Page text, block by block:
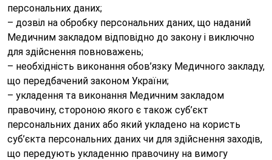
персональних даних;
– дозвіл на обробку персональних даних, що наданий
Медичним закладом відповідно до закону і виключно
для здійснення повноважень;
– необхідність виконання обов’язку Медичного закладу,
що передбачений законом України;
– укладення та виконання Медичним закладом
правочину, стороною якого є також суб’єкт
персональних даних або який укладено на користь
суб’єкта персональних даних чи для здійснення заходів,
що передують укладенню правочину на вимогу